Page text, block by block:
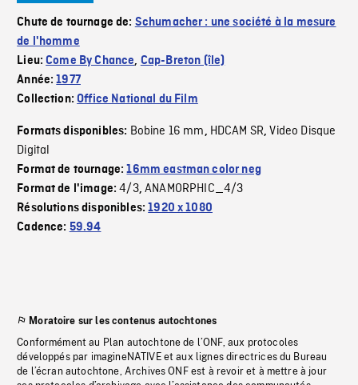
Chute de tournage de: Schumacher : une société à la mesure
de l'homme
Lieu:Come By Chance, Cap-Breton (île)
Année:1977
Collection:Office National du Film
Formats disponibles: Bobine 16 mm, HDCAM SR,Video Disque
Digital
Format de tournage:16mm eastman color neg
Format de l'image:4/3,ANAMORPHIC_4/3
Résolutions disponibles:1920 x 1080
Cadence: 59.94
Moratoire sur les contenus autochtones
Conformément au Plan autochtone de l’ONF, aux protocoles
développés par imagineNATIVE et aux lignes directrices du Bureau
de l’écran autochtone, Archives ONF est à revoir et à mettre à jour